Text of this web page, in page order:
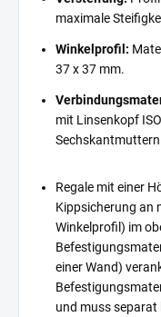
maximale
Winkelprofil:
37 x 37 mm.
mit Linsenkopf
Regale mit einer
Kippsicherung an
Winkelprofil) im
einer Wand)
und muss separat